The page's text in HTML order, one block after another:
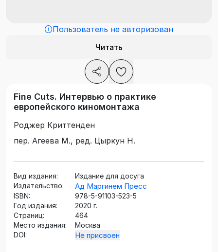
Пользователь не авторизован
Читать
Fine Cuts. Интервью о практике
европейского киномонтажа
Роджер Криттенден
пер. Агеева М., ред. Цыркун Н.
Вид издания:
Издание для досуга
Издательство:
Ад Маргинем Пресс
ISBN:
978-5-91103-523-5
Год издания:
2020 г.
Страниц:
464
Место издания:
Москва
DOI:
Не присвоен